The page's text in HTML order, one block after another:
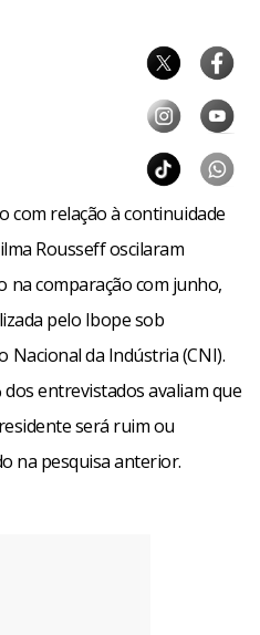
com relação à continuidade
Rousseff oscilaram
na comparação com junho,
pelo Ibope sob
Nacional da Indústria (CNI).
entrevistados avaliam que
será ruim ou
na pesquisa anterior.